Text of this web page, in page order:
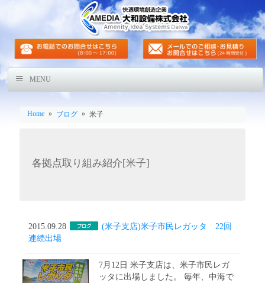
MENU
Home » ブログ » 米子
各拠点取り組み紹介[米子]
2015.09.28
(米子支店)米子市民レガッタ 22回
連続出場
7月12日 米子支店は、米子市民レガ
ッタに出場しました。 毎年、中海で